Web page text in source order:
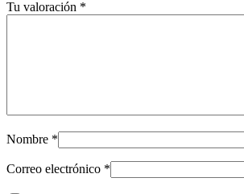
Tu valoración *
Nombre *
Correo electrónico *